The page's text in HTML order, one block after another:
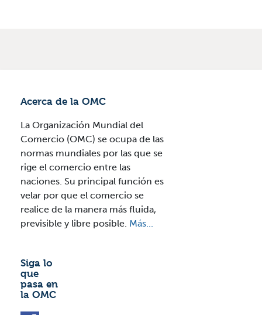
Acerca de la OMC
La Organización Mundial del
Comercio (OMC) se ocupa de las
normas mundiales por las que se
rige el comercio entre las
naciones. Su principal función es
velar por que el comercio se
realice de la manera más fluida,
previsible y libre posible. Más...
Siga lo
que
pasa en
la OMC